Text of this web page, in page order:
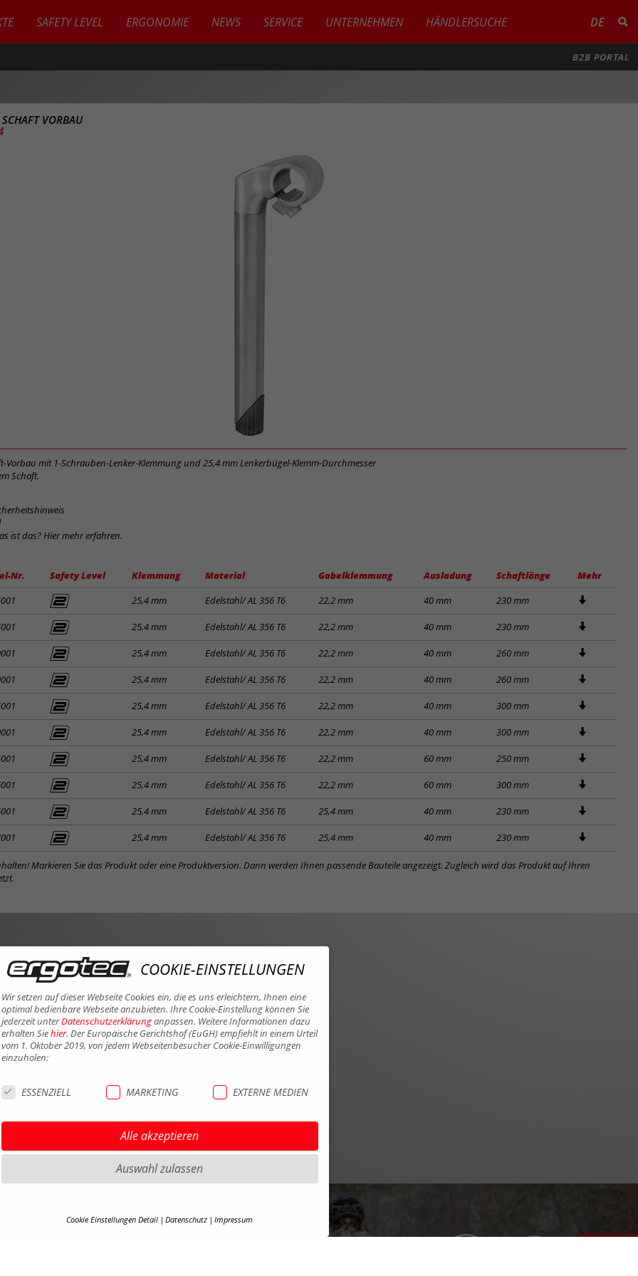
SAFETY LEVEL ERGONOMIE NEWS SERVICE UNTERNEHMEN HÄNDLERSUCHE DE
B2B PORTAL
SCHAFT VORBAU
Vorbau mit 1-Schrauben-Lenker-Klemmung und 25,4 mm Lenkerbügel-Klemm-Durchmesser
Schaft.
ist das? Hier mehr erfahren.
Nr. Safety Level Klemmung Material Gabelklemmung Ausladung Schaftlänge
Mehr
25,4 mm Edelstahl/ AL 356 T6 22,2 mm 40 mm 230 mm
25,4 mm Edelstahl/ AL 356 T6 22,2 mm 40 mm 230 mm
25,4 mm Edelstahl/ AL 356 T6 22,2 mm 40 mm 260 mm
25,4 mm Edelstahl/ AL 356 T6 22,2 mm 40 mm 260 mm
25,4 mm Edelstahl/ AL 356 T6 22,2 mm 40 mm 300 mm
25,4 mm Edelstahl/ AL 356 T6 22,2 mm 40 mm 300 mm
25,4 mm Edelstahl/ AL 356 T6 22,2 mm 60 mm 250 mm
25,4 mm Edelstahl/ AL 356 T6 22,2 mm 60 mm 300 mm
25,4 mm Edelstahl/ AL 356 T6 25,4 mm 40 mm 230 mm
25,4 mm Edelstahl/ AL 356 T6 25,4 mm 40 mm 230 mm
Markieren Sie das Produkt oder eine Produktversion. Dann werden Ihnen passende Bauteile angezeigt. Zugleich wird das Produkt auf Ihren
IMPRESSUM
COOKIE-EINSTELLUNGEN
Wir setzen auf dieser Webseite Cookies ein, die es uns erleichtern, Ihnen eine
optimal bedienbare Webseite anzubieten. Ihre Cookie-Einstellung können Sie
jederzeit unterDatenschutzerklärunganpassen. Weitere Informationen dazu
erhalten Siehier. Der Europäische Gerichtshof (EuGH) empfiehlt in einem Urteil
vom 1. Oktober 2019, von jedem Webseitenbesucher Cookie-Einwilligungen
einzuholen:
ESSENZIELL MARKETING EXTERNE MEDIEN
Alle akzeptieren
Auswahl zulassen
Cookie Einstellungen Detail Datenschutz Impressum